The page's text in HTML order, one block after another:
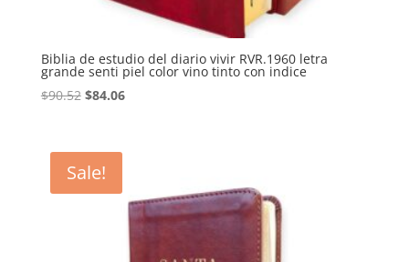
Biblia de estudio del diario vivir RVR.1960 letra
grande senti piel color vino tinto con indice
$90.52 Original
$90.52.
$84.06Current
Sale!